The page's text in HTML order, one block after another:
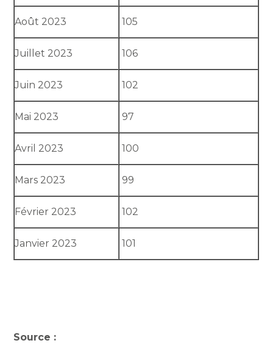
Août 2023 105
Juillet 2023 106
Juin 2023 102
Mai 2023 97
Avril 2023 100
Mars 2023 99
Février 2023 102
Janvier 2023 101
Source :